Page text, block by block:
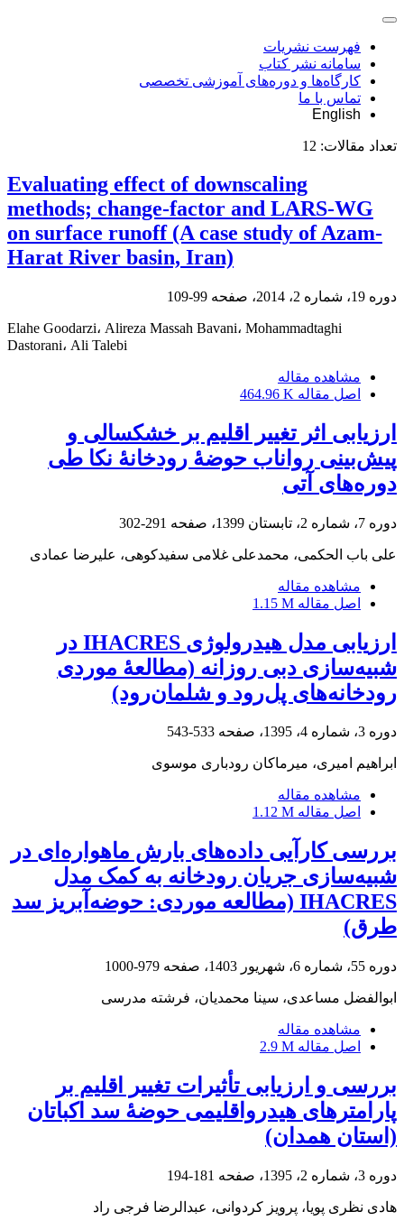
فهرست نشریات
سامانه نشر کتاب
کارگاه‌ها و دوره‌های آموزشی تخصصی
تماس با ما
English
تعداد مقالات: 12
Evaluating effect of downscaling
methods; change-factor and LARS-WG
on surface runoff (A case study of Azam-
Harat River basin, Iran)
دوره 19، شماره 2، 2014، صفحه 99-109
Elahe Goodarzi، Alireza Massah Bavani، Mohammadtaghi
Dastorani، Ali Talebi
مشاهده مقاله
اصل مقاله 464.96 K
ارزیابی اثر تغییر اقلیم بر خشکسالی و
پیش‌بینی رواناب حوضۀ رودخانۀ نکا طی
دوره‌های آتی
دوره 7، شماره 2، تابستان 1399، صفحه 291-302
علی باب الحکمی، محمدعلی غلامی سفیدکوهی، علیرضا عمادی
مشاهده مقاله
اصل مقاله 1.15 M
ارزیابی مدل هیدرولوژی IHACRES در
شبیه‌سازی دبی روزانه ‌(مطالعۀ موردی
رودخانه‌های پل‌رود و شلمان‌رود)
دوره 3، شماره 4، 1395، صفحه 533-543
ابراهیم امیری، میرماکان رودباری موسوی
مشاهده مقاله
اصل مقاله 1.12 M
بررسی کارآیی داده‌های بارش ماهواره‌ای در
شبیه‌سازی جریان رودخانه به کمک مدل
IHACRES (مطالعه موردی: حوضه‌آبریز سد
طرق)
دوره 55، شماره 6، شهریور 1403، صفحه 979-1000
ابوالفضل مساعدی، سینا محمدیان، فرشته مدرسی
مشاهده مقاله
اصل مقاله 2.9 M
بررسی و ارزیابی تأثیرات تغییر اقلیم بر
پارامترهای هیدرو‌اقلیمی حوضۀ سد اکباتان
(استان همدان)
دوره 3، شماره 2، 1395، صفحه 181-194
هادی نظری پویا، پرویز کردوانی، عبدالرضا فرجی راد